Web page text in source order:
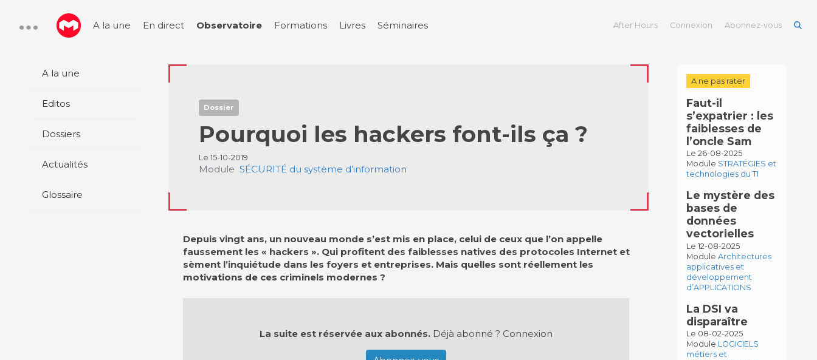
A la une En direct Observatoire Formations Livres Séminaires After Hours Connexion Abonnez-vous
A la une
Editos
Dossiers
Actualités
Glossaire
Dossier
Pourquoi les hackers font-ils ça ?
Le 15-10-2019
Module SÉCURITÉ du système d’information
Depuis vingt ans, un nouveau monde s’est mis en place, celui de ceux que l’on appelle
faussement les « hackers ». Qui profitent des faiblesses natives des protocoles Internet et
sèment l’inquiétude dans les foyers et entreprises. Mais quelles sont réellement les
motivations de ces criminels modernes ?
La suite est réservée aux abonnés.Déjà abonné ? Connexion
A ne pas rater
Faut-il
s’expatrier : les
faiblesses de
l’oncle Sam
Le 26-08-2025
Module STRATÉGIES et
technologies du TI
Le mystère des
bases de
données
vectorielles
Le 12-08-2025
Module Architectures
applicatives et
développement
d’APPLICATIONS
La DSI va
disparaître
Le 08-02-2025
Module LOGICIELS
métiers et